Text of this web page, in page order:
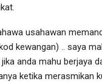
usahawan
kewangan) .. saya
anda mahu berjaya
ketika merasmikan